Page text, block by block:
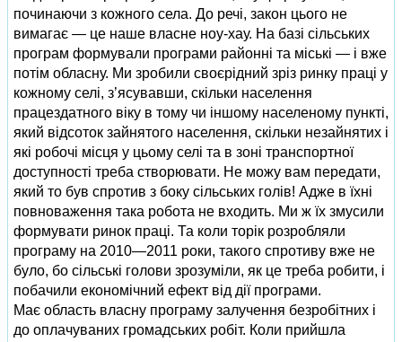
починаючи з кожного села. До речі, закон цього не
вимагає — це наше власне ноу-хау. На базі сільських
програм формували програми районні та міські — і вже
потім обласну. Ми зробили своєрідний зріз ринку праці у
кожному селі, з’ясувавши, скільки населення
працездатного віку в тому чи іншому населеному пункті,
який відсоток зайнятого населення, скільки незайнятих і
які робочі місця у цьому селі та в зоні транспортної
доступності треба створювати. Не можу вам передати,
який то був спротив з боку сільських голів! Адже в їхні
повноваження така робота не входить. Ми ж їх змусили
формувати ринок праці. Та коли торік розробляли
програму на 2010—2011 роки, такого спротиву вже не
було, бо сільські голови зрозуміли, як це треба робити, і
побачили економічний ефект від дії програми.
Має область власну програму залучення безробітних і
до оплачуваних громадських робіт. Коли прийшла